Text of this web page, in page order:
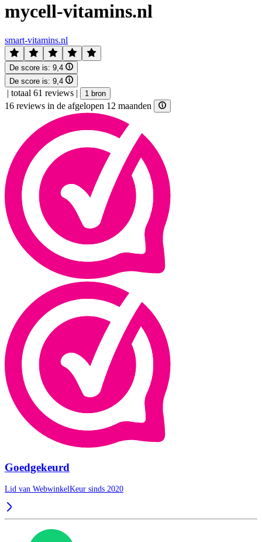
mycell-vitamins.nl
smart-vitamins.nl
De score is: 9,4
De score is: 9,4
| totaal 61 reviews | 1 bron
16 reviews in de afgelopen 12 maanden
Goedgekeurd
Lid van WebwinkelKeur sinds 2020